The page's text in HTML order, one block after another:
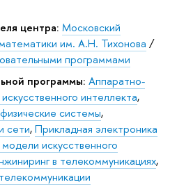
центра: Московский
им. А.Н. Тихонова /
программами
программы: Аппаратно-
интеллекта,
системы,
сети,Прикладная электроника
искусственного
в телекоммуникациях,